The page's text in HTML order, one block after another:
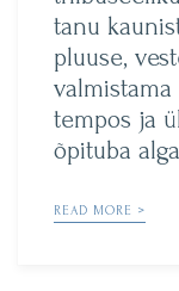
tanu
pluuse,
tempos ja
õpituba
READ MORE >